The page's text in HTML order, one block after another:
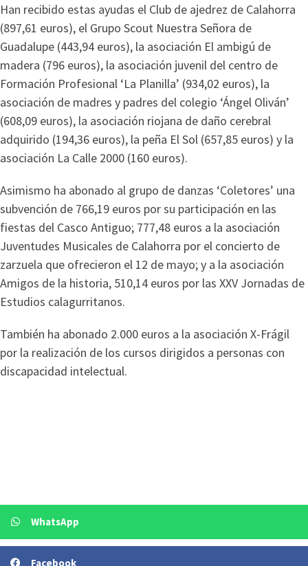
Han recibido estas ayudas el Club de ajedrez de Calahorra
(897,61 euros), el Grupo Scout Nuestra Señora de
Guadalupe (443,94 euros), la asociación El ambigú de
madera (796 euros), la asociación juvenil del centro de
Formación Profesional ‘La Planilla’ (934,02 euros), la
asociación de madres y padres del colegio ‘Ángel Oliván’
(608,09 euros), la asociación riojana de daño cerebral
adquirido (194,36 euros), la peña El Sol (657,85 euros) y la
asociación La Calle 2000 (160 euros).
Asimismo ha abonado al grupo de danzas ‘Coletores’ una
subvención de 766,19 euros por su participación en las
fiestas del Casco Antiguo; 777,48 euros a la asociación
Juventudes Musicales de Calahorra por el concierto de
zarzuela que ofrecieron el 12 de mayo; y a la asociación
Amigos de la historia, 510,14 euros por las XXV Jornadas de
Estudios calagurritanos.
También ha abonado 2.000 euros a la asociación X-Frágil
por la realización de los cursos dirigidos a personas con
discapacidad intelectual.
WhatsApp
Facebook